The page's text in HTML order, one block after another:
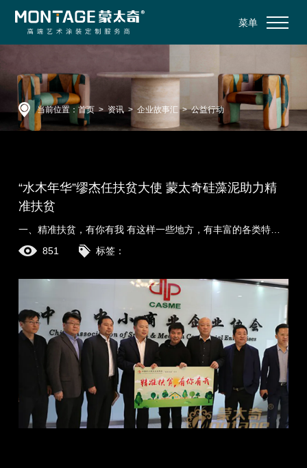
菜单
当前位置： 首页> 资讯>企业故事汇 >公益行动
“水木年华”缪杰任扶贫大使 蒙太奇硅藻泥助力精
准扶贫
一、精准扶贫，有你有我 有这样一些地方，有丰富的各类特色农产品，却因缺乏渠道和闭塞的交通而无处可销，农民一年的辛劳只能付诸东流;有这样一群人，他们依......
851
标签：